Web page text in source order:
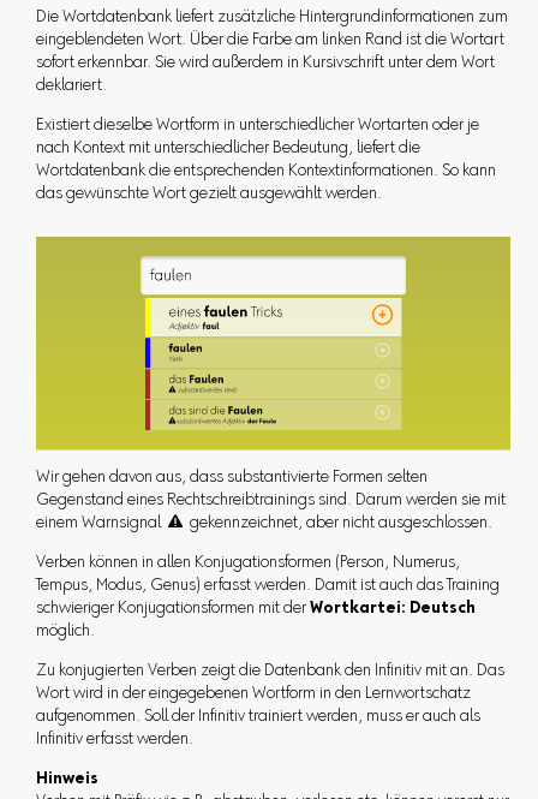
Die Wortdatenbank liefert zusätzliche Hintergrundinformationen zum
eingeblendeten Wort. Über die Farbe am linken Rand ist die Wortart
sofort erkennbar. Sie wird außerdem in Kursivschrift unter dem Wort
deklariert.
Existiert dieselbe Wortform in unterschiedlicher Wortarten oder je
nach Kontext mit unterschiedlicher Bedeutung, liefert die
Wortdatenbank die entsprechenden Kontextinformationen. So kann
das gewünschte Wort gezielt ausgewählt werden.
Wir gehen davon aus, dass substantivierte Formen selten
Gegenstand eines Rechtschreibtrainings sind. Darum werden sie mit
einem Warnsignal  gekennzeichnet, aber nicht ausgeschlossen.
Verben können in allen Konjugationsformen (Person, Numerus,
Tempus, Modus, Genus) erfasst werden. Damit ist auch das Training
schwieriger Konjugationsformen mit der Wortkartei: Deutsch
möglich.
Zu konjugierten Verben zeigt die Datenbank den Infinitiv mit an. Das
Wort wird in der eingegebenen Wortform in den Lernwortschatz
aufgenommen. Soll der Infinitiv trainiert werden, muss er auch als
Infinitiv erfasst werden.
Hinweis